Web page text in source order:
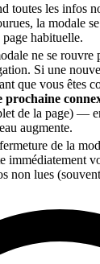
toutes les infos
la modale
habituelle.
ne se rouvre
Si une
que vous êtes
prochaine
de la page) —
augmente.
de la
immédiatement
non lues